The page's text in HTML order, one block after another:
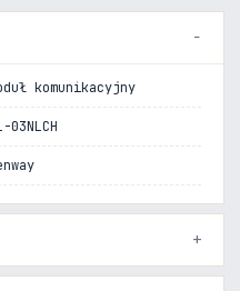
komunikacyjny
03NLCH